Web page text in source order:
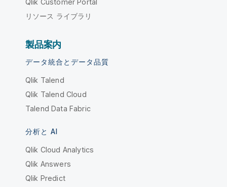
リソース ライブラリ
製品案内
データ統合とデータ品質
Qlik Talend
Qlik Talend Cloud
Talend Data Fabric
分析と AI
Qlik Cloud Analytics
Qlik Answers
Qlik Predict